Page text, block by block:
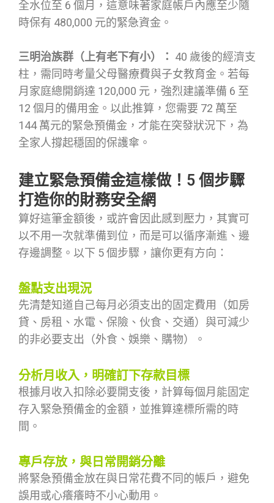
全水位至 6 個月，這意味著家庭帳戶內應至少隨
時保有 480,000 元的緊急資金。
三明治族群（上有老下有小）： 40 歲後的經濟支
柱，需同時考量父母醫療費與子女教育金。若每
月家庭總開銷達 120,000 元，強烈建議準備 6 至
12 個月的備用金。以此推算，您需要 72 萬至
144 萬元的緊急預備金，才能在突發狀況下，為
全家人撐起穩固的保護傘。
建立緊急預備金這樣做！5 個步驟
打造你的財務安全網
算好這筆金額後，或許會因此感到壓力，其實可
以不用一次就準備到位，而是可以循序漸進、邊
存邊調整。以下 5 個步驟，讓你更有方向：
盤點支出現況
先清楚知道自己每月必須支出的固定費用（如房
貸、房租、水電、保險、伙食、交通）與可減少
的非必要支出（外食、娛樂、購物）。
分析月收入，明確訂下存款目標
根據月收入扣除必要開支後，計算每個月能固定
存入緊急預備金的金額，並推算達標所需的時
間。
專戶存放，與日常開銷分離
將緊急預備金放在與日常花費不同的帳戶，避免
誤用或心癢癢時不小心動用。